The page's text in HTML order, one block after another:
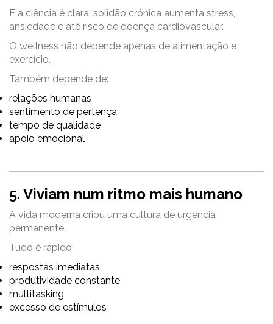
E a ciência é clara: solidão crónica aumenta stress,
ansiedade e até risco de doença cardiovascular.
O wellness não depende apenas de alimentação e
exercício.
Também depende de:
relações humanas
sentimento de pertença
tempo de qualidade
apoio emocional
5. Viviam num ritmo mais humano
A vida moderna criou uma cultura de urgência
permanente.
Tudo é rápido:
respostas imediatas
produtividade constante
multitasking
excesso de estímulos